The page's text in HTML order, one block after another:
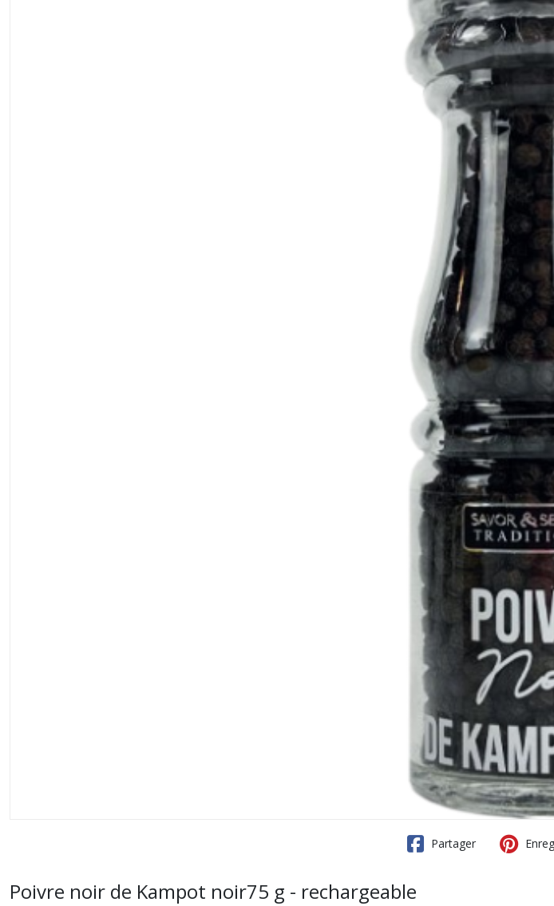
Partager
Poivre noir de Kampot noir75 g - rechargeable